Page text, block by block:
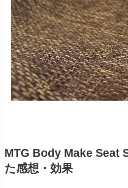
MTG Body Make Seat
た感想・効果